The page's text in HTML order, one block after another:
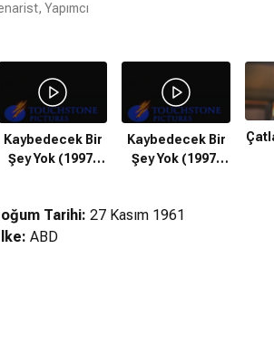
Yapımcı
Kaybedecek Bir
Şey Yok (1997)
Kaybedecek Bir
Şey Yok (1997)
Tarihi: 27 Kasım 1961
ABD